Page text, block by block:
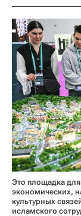
Это площадка для
экономических,
культурных
исламского